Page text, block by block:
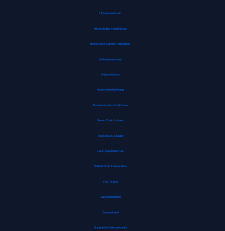
Hirsespreukissen
Hirseschalen Schlafkissen
Birkenstock Damen Pantoletten
Batterienotstarter
Wärme-Kissen
Haarschneideumhang
Trockenvorrats-Schüttdose
Herren Stretch Jeans
Steckdosen-Adapter
Laser-Nagelfeilen Set
Hülle für iPad 8. Generation
CNC-Fräser
Gipskartondübel
Jumperkabel
Staubdichte Fahrradmaske